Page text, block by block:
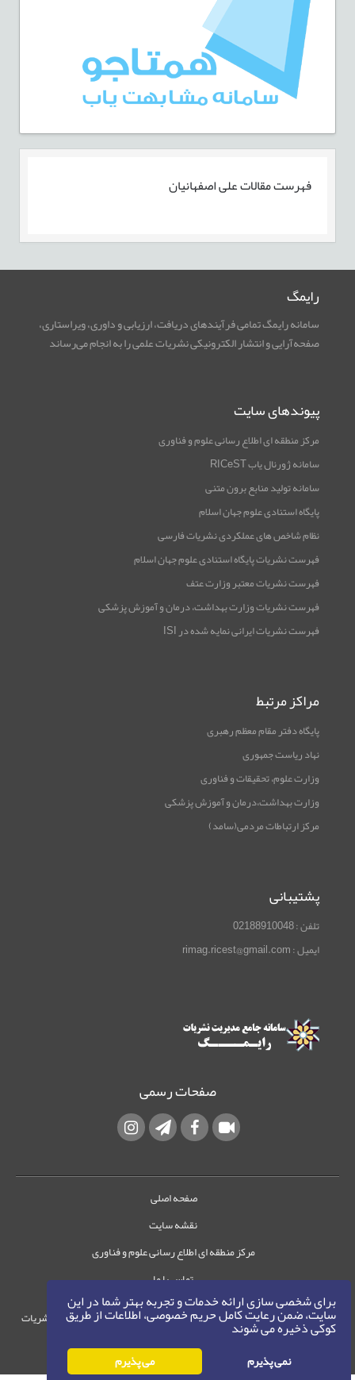
برای شخصی سازی ارائه خدمات و تجربه بهتر شما در این
سایت، ضمن رعایت کامل حریم خصوصی، اطلاعات از طریق
کوکی ذخیره می شوند
نمی پذیرم می پذیرم
فهرست مقالاتعلی اصفهانیان
رایمگ
سامانه رایمگ تمامی فرآیندهای دریافت، ارزیابی و داوری، ویراستاری،
صفحه‌آرایی و انتشار الکترونیکی نشریات علمی را به انجام می‌رساند
پیوندهای سایت
مرکز منطقه ای اطلاع رسانی علوم و فناوری
سامانه ژورنال یاب RICeST
سامانه تولید منابع برون متنی
پایگاه استنادی علوم جهان اسلام
نظام شاخص های عملکردی نشریات فارسی
فهرست نشریات پایگاه استنادی علوم جهان اسلام
فهرست نشریات معتبر وزارت عتف
فهرست نشریات وزارت بهداشت، درمان و آموزش پزشکی
فهرست نشریات ایرانی نمایه شده در ISI
مراکز مرتبط
پایگاه دفتر مقام معظم رهبری
نهاد ریاست جمهوری
وزارت علوم، تحقیقات و فناوری
وزارت بهداشت،درمان و آموزش پزشکی
مرکز ارتباطات مردمی(سامد)
پشتیبانی
تلفن : 02188910048
ایمیل : rimag.ricest@gmail.com
صفحات رسمی
صفحه اصلی
نقشه سایت
مرکز منطقه ای اطلاع رسانی علوم و فناوری
تماس با ما
حقوق این وب‌سایت متعلق به سامانه مدیریت نشریات
حق نشر 1405-1396